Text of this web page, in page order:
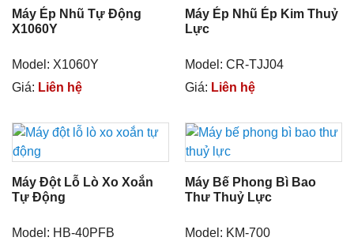
Máy Ép Nhũ Tự Động
X1060Y
Model: X1060Y
Giá: Liên hệ
Máy Ép Nhũ Ép Kim Thuỷ
Lực
Model: CR-TJJ04
Giá: Liên hệ
Máy Đột Lỗ Lò Xo Xoắn
Tự Động
Model: HB-40PFB
Máy Bế Phong Bì Bao
Thư Thuỷ Lực
Model: KM-700